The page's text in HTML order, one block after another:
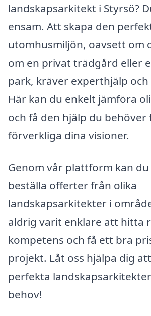
landskapsarkitekt i Styrsö?
ensam. Att skapa den
utomhusmiljön, oavsett om
om en privat trädgård eller
park, kräver experthjälp
Här kan du enkelt jämföra
och få den hjälp du behöver
förverkliga dina visioner.
Genom vår plattform kan
beställa offerter från olika
landskapsarkitekter i
aldrig varit enklare att hitta
kompetens och få ett bra
projekt. Låt oss hjälpa dig
perfekta
behov!